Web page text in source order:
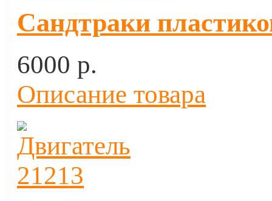
Сандтраки
6000 p.
Описание товара